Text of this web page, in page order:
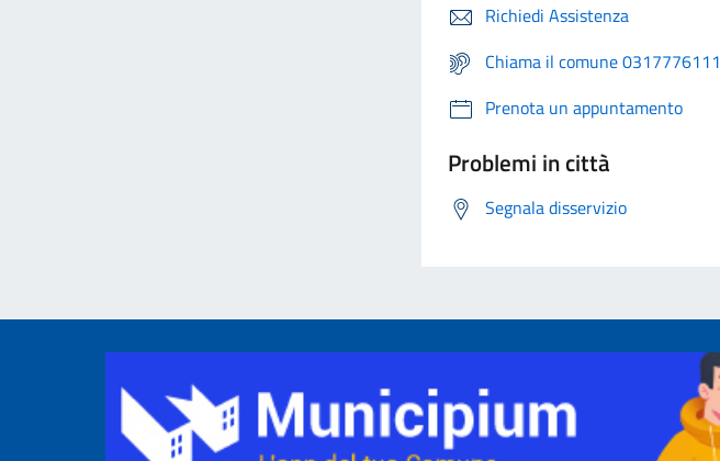
Richiedi Assistenza
Chiama il comune 0317776111
Prenota un appuntamento
Problemi in città
Segnala disservizio